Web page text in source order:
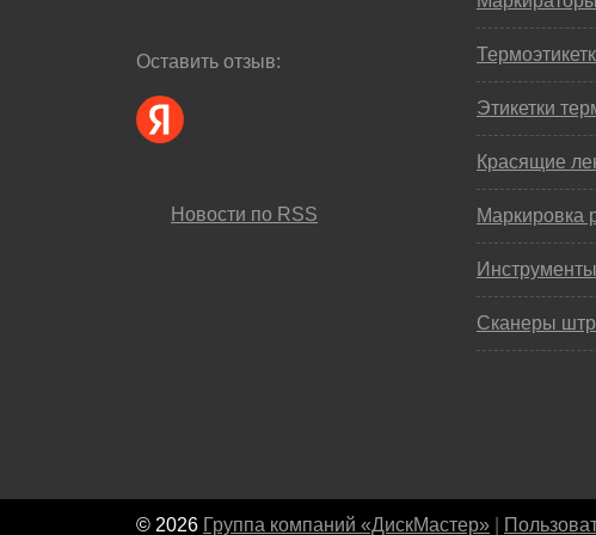
Оставить отзыв:
Новости по RSS
Этикетки
Красящие
Маркировка
Инструменты
Сканеры
© 2026 Группа компаний «ДискМастер»